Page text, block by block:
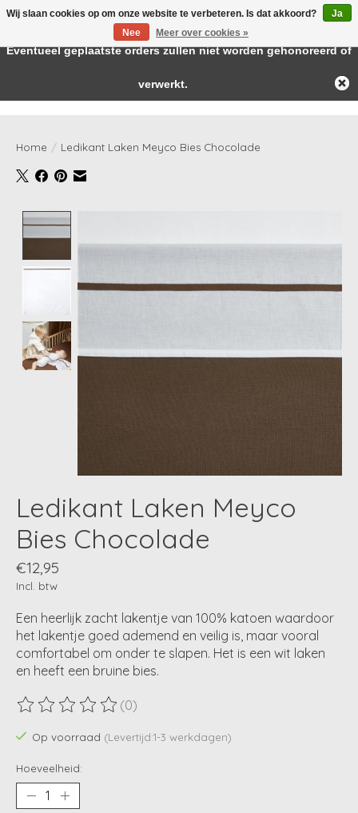
Home / Ledikant Laken Meyco Bies Chocolade
Ledikant Laken Meyco
Bies Chocolade
€12,95
Incl. btw
Een heerlijk zacht lakentje van 100% katoen waardoor
het lakentje goed ademend en veilig is, maar vooral
comfortabel om onder te slapen. Het is een wit laken
en heeft een bruine bies.
De beoordeling van dit product is
(0)
Op voorraad (Levertijd:1-3 werkdagen)
Hoeveelheid:
Wij slaan cookies op om onze website te verbeteren. Is dat akkoord?
Ja
Nee
Meer over cookies »
← Keer terug naar de backofficeDeze winkel is in aanbouw.
Eventueel geplaatste orders zullen niet worden gehonoreerd of
verwerkt.